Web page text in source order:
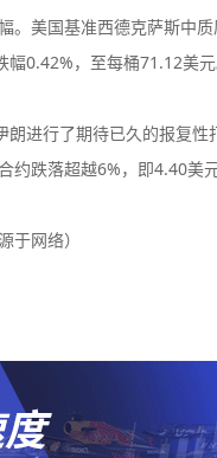
美国基准西德克萨斯中质
0.42%，至每桶71.12美元
朗进行了期待已久的报复
跌落超越6%，即4.40美
于网络）